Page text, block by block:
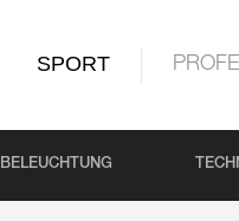
SPORT
BELEUCHTUNG